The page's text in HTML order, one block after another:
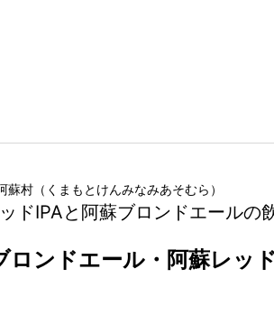
蘇村 （ くまもとけんみなみあそむら ）
ドIPAと阿蘇ブロンドエールの
ロンドエール・阿蘇レッ